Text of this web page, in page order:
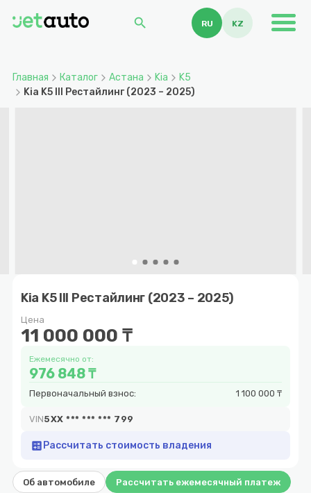
search RU KZ
Главная Каталог Астана Kia
K5
Kia K5 III Рестайлинг (2023 – 2025)
Kia K5 III Рестайлинг (2023 – 2025)
Цена
11 000 000 ₸
Ежемесячно от:
976 848 ₸
Первоначальный взнос: 1 100 000 ₸
VIN5XX *** *** *** 799
calculate Рассчитать стоимость владения
Об автомобиле Рассчитать ежемесячный платеж